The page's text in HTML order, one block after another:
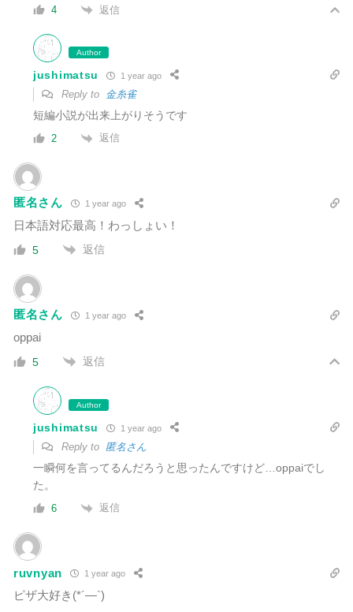
4 返信
Author
jushimatsu 1 year ago
Reply to 金糸雀
短編小説が出来上がりそうです
2 返信
匿名さん 1 year ago
日本語対応最高！わっしょい！
5 返信
匿名さん 1 year ago
oppai
5 返信
Author
jushimatsu 1 year ago
Reply to 匿名さん
一瞬何を言ってるんだろうと思ったんですけど…oppaiでし
た。
6 返信
ruvnyan 1 year ago
ピザ大好き(*´―`)